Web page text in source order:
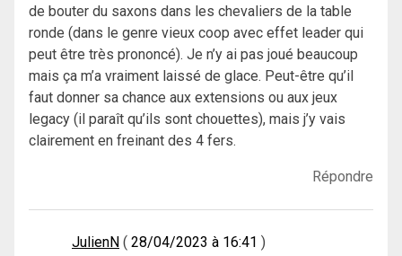
de bouter du saxons dans les chevaliers de la table
ronde (dans le genre vieux coop avec effet leader qui
peut être très prononcé). Je n’y ai pas joué beaucoup
mais ça m’a vraiment laissé de glace. Peut-être qu’il
faut donner sa chance aux extensions ou aux jeux
legacy (il paraît qu’ils sont chouettes), mais j’y vais
clairement en freinant des 4 fers.
Répondre
JulienN 28/04/2023 à 16:41